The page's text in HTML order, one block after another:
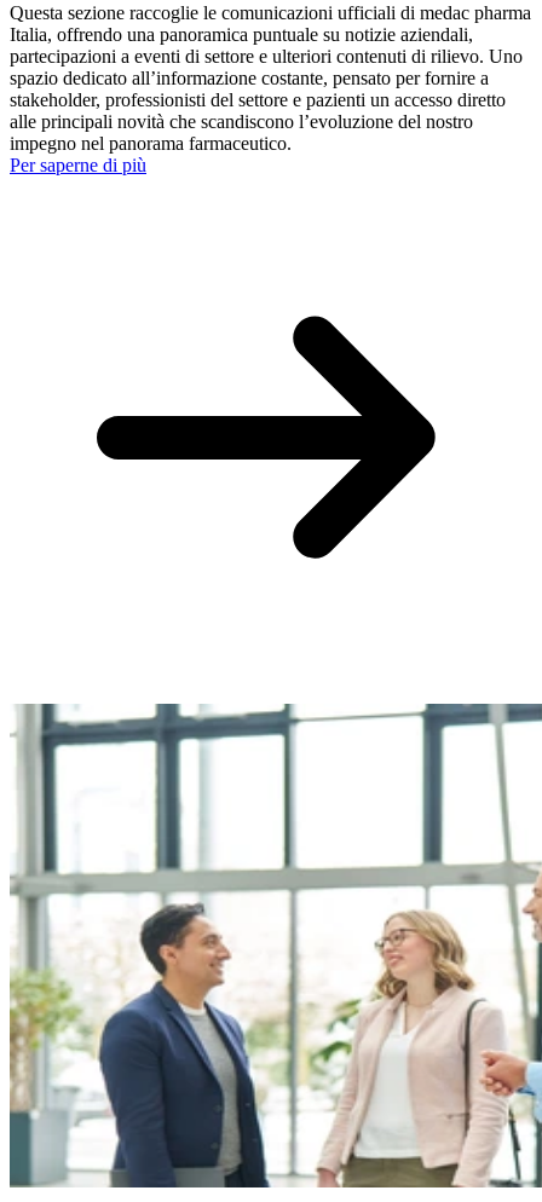
Questa sezione raccoglie le comunicazioni ufficiali di medac pharma
Italia, offrendo una panoramica puntuale su notizie aziendali,
partecipazioni a eventi di settore e ulteriori contenuti di rilievo. Uno
spazio dedicato all’informazione costante, pensato per fornire a
stakeholder, professionisti del settore e pazienti un accesso diretto
alle principali novità che scandiscono l’evoluzione del nostro
impegno nel panorama farmaceutico.
Per saperne di più